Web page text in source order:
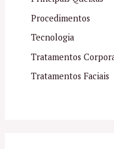
Procedimentos
Tecnologia
Tratamentos
Tratamentos Faciais